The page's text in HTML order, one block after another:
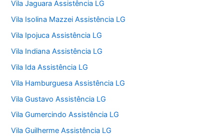
Vila Jaguara Assistência LG
Vila Isolina Mazzei Assistência LG
Vila Ipojuca Assistência LG
Vila Indiana Assistência LG
Vila Ida Assistência LG
Vila Hamburguesa Assistência LG
Vila Gustavo Assistência LG
Vila Gumercindo Assistência LG
Vila Guilherme Assistência LG